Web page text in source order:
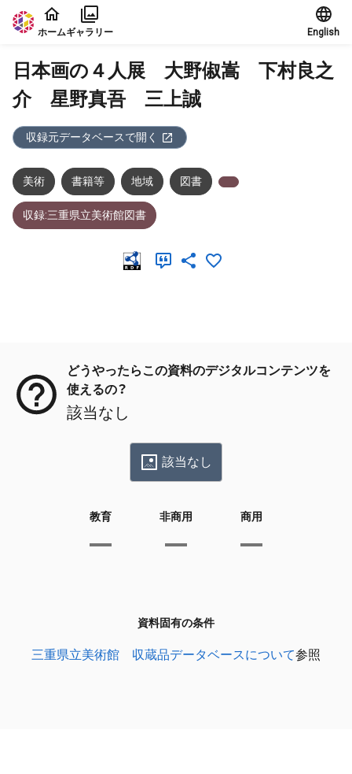
本文に飛ぶ
ホームギャラリー English
日本画の４人展 大野俶嵩 下村良之
介 星野真吾 三上誠
収録元データベースで開く
美術 書籍等 地域 図書
収録:三重県立美術館図書
どうやったらこの資料のデジタルコンテンツを
使えるの？
該当なし
該当なし
教育 非商用 商用
資料固有の条件
三重県立美術館 収蔵品データベースについて参照